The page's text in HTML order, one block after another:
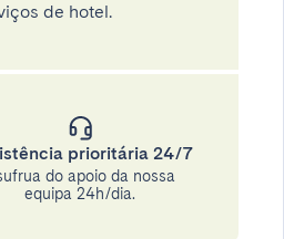
de hotel.
prioritária 24/7
do apoio da nossa
equipa 24h/dia.